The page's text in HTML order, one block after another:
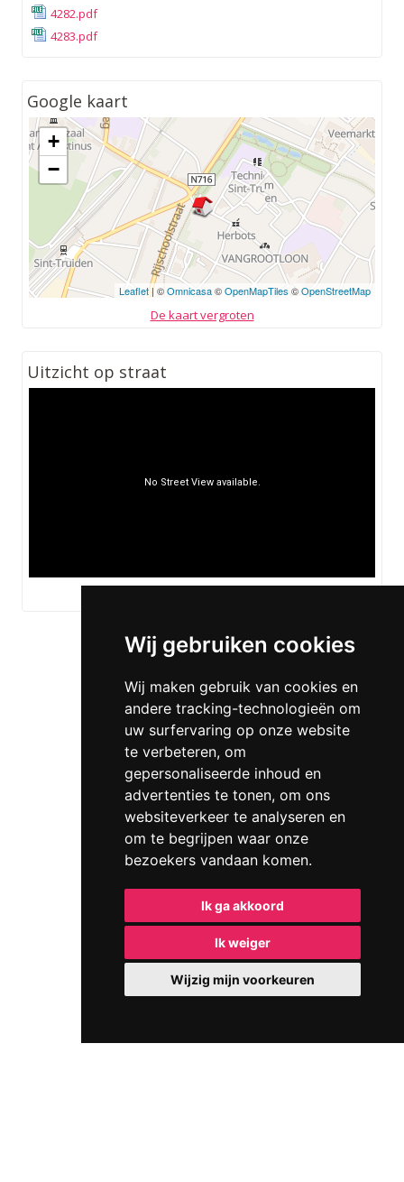
Wij gebruiken cookies
Wij maken gebruik van cookies en
andere tracking-technologieën om
uw surfervaring op onze website
te verbeteren, om
gepersonaliseerde inhoud en
advertenties te tonen, om ons
websiteverkeer te analyseren en
om te begrijpen waar onze
bezoekers vandaan komen.
Ik ga akkoord
Ik weiger
Wijzig mijn voorkeuren
4282.pdf
4283.pdf
Google kaart
+
−
Leaflet| ©Omnicasa©OpenMapTiles ©OpenStreetMap
De kaart vergroten
Uitzicht op straat